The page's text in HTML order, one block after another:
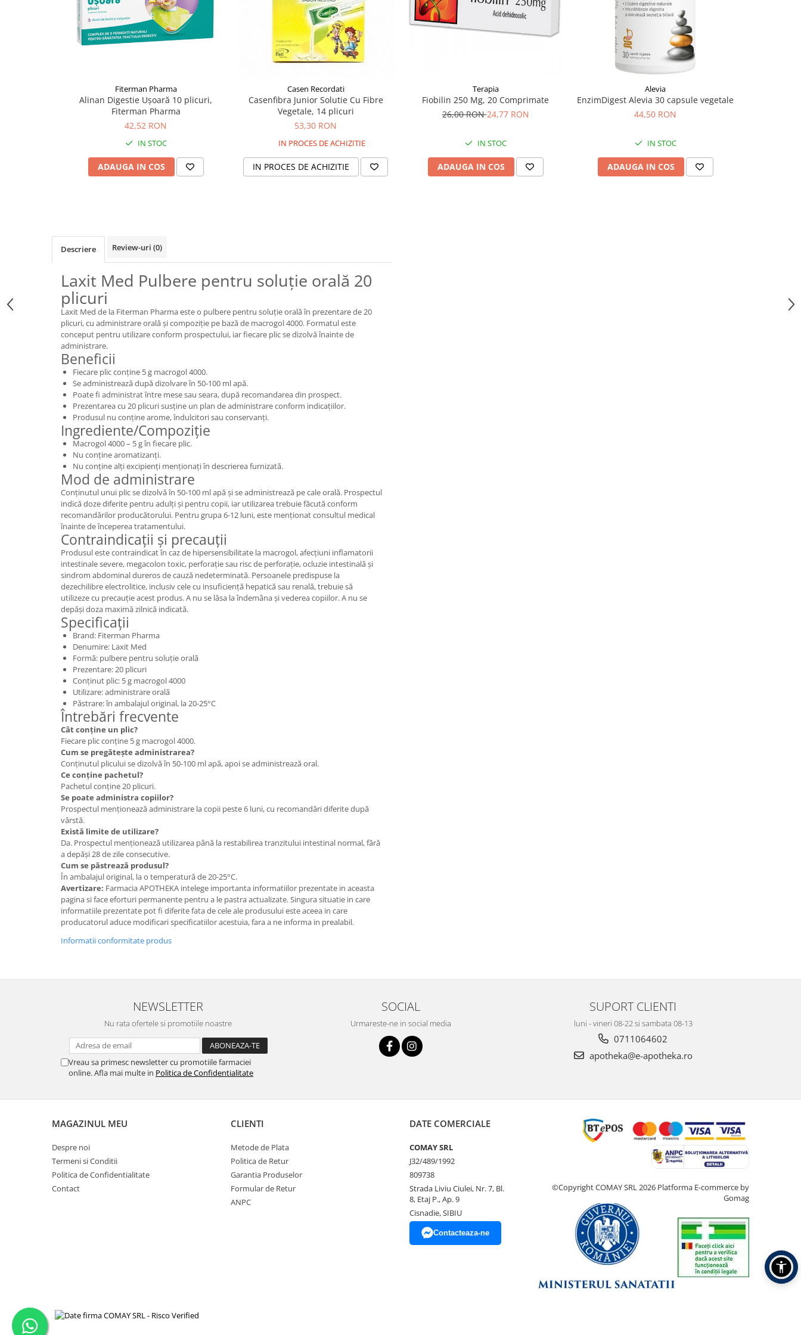
Supliment Vitamina D3
Supliment Vitamina E
Vitamine si minerale
Fiterman Pharma
Alinan Digestie Ușoară 10 plicuri,
Fiterman Pharma
42,52 RON
IN STOC
ADAUGA IN COS
Casen Recordati
Casenfibra Junior Solutie Cu Fibre
Vegetale, 14 plicuri
53,30 RON
IN PROCES DE ACHIZITIE
IN PROCES DE ACHIZITIE
Terapia
Fiobilin 250 Mg, 20 Comprimate
26,00 RON24,77 RON
IN STOC
ADAUGA IN COS
Alevia
EnzimDigest Alevia 30 capsule vegetale
44,50 RON
IN STOC
ADAUGA IN COS
Descriere Review-uri (0)
Laxit Med Pulbere pentru soluție orală 20
plicuri
Laxit Med de la Fiterman Pharma este o pulbere pentru soluție orală în prezentare de 20
plicuri, cu administrare orală și compoziție pe bază de macrogol 4000. Formatul este
conceput pentru utilizare conform prospectului, iar fiecare plic se dizolvă înainte de
administrare.
Beneficii
Fiecare plic conține 5 g macrogol 4000.
Se administrează după dizolvare în 50-100 ml apă.
Poate fi administrat între mese sau seara, după recomandarea din prospect.
Prezentarea cu 20 plicuri susține un plan de administrare conform indicațiilor.
Produsul nu conține arome, îndulcitori sau conservanți.
Ingrediente/Compoziție
Macrogol 4000 – 5 g în fiecare plic.
Nu conține aromatizanți.
Nu conține alți excipienți menționați în descrierea furnizată.
Mod de administrare
Conținutul unui plic se dizolvă în 50-100 ml apă și se administrează pe cale orală. Prospectul
indică doze diferite pentru adulți și pentru copii, iar utilizarea trebuie făcută conform
recomandărilor producătorului. Pentru grupa 6-12 luni, este menționat consultul medical
înainte de începerea tratamentului.
Contraindicații și precauții
Produsul este contraindicat în caz de hipersensibilitate la macrogol, afecțiuni inflamatorii
intestinale severe, megacolon toxic, perforație sau risc de perforație, ocluzie intestinală și
sindrom abdominal dureros de cauză nedeterminată. Persoanele predispuse la
dezechilibre electrolitice, inclusiv cele cu insuficiență hepatică sau renală, trebuie să
utilizeze cu precauție acest produs. A nu se lăsa la îndemâna și vederea copiilor. A nu se
depăși doza maximă zilnică indicată.
Specificații
Brand: Fiterman Pharma
Denumire: Laxit Med
Formă: pulbere pentru soluție orală
Prezentare: 20 plicuri
Conținut plic: 5 g macrogol 4000
Utilizare: administrare orală
Păstrare: în ambalajul original, la 20-25°C
Întrebări frecvente
Cât conține un plic?
Fiecare plic conține 5 g macrogol 4000.
Cum se pregătește administrarea?
Conținutul plicului se dizolvă în 50-100 ml apă, apoi se administrează oral.
Ce conține pachetul?
Pachetul conține 20 plicuri.
Se poate administra copiilor?
Prospectul menționează administrare la copii peste 6 luni, cu recomandări diferite după
vârstă.
Există limite de utilizare?
Da. Prospectul menționează utilizarea până la restabilirea tranzitului intestinal normal, fără
a depăși 28 de zile consecutive.
Cum se păstrează produsul?
În ambalajul original, la o temperatură de 20-25°C.
Avertizare: Farmacia APOTHEKA intelege importanta informatiilor prezentate in aceasta
pagina si face eforturi permanente pentru a le pastra actualizate. Singura situatie in care
informatiile prezentate pot fi diferite fata de cele ale produsului este aceea in care
producatorul aduce modificari specificatiilor acestuia, fara a ne informa in prealabil.
Informatii conformitate produs
NEWSLETTER
Nu rata ofertele si promotiile noastre
Vreau sa primesc newsletter cu promotiile farmaciei
online. Afla mai multe in Politica de Confidentialitate
SOCIAL
Urmareste-ne in social media
SUPORT CLIENTI
luni - vineri 08-22 si sambata 08-13
0711064602
apotheka@e-apotheka.ro
MAGAZINUL MEU
Despre noi
Termeni si Conditii
Politica de Confidentialitate
Contact
CLIENTI
Metode de Plata
Politica de Retur
Garantia Produselor
Formular de Retur
ANPC
DATE COMERCIALE
COMAY SRL
J32/489/1992
809738
Strada Liviu Ciulei, Nr. 7, Bl.
8, Etaj P., Ap. 9
Cisnadie, SIBIU
Contacteaza-ne
©Copyright COMAY SRL 2026 Platforma E-commerce by
Gomag